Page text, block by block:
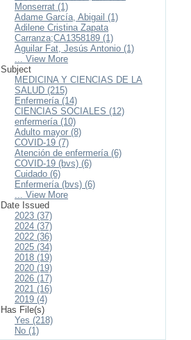
Monserrat (1)
Adame García, Abigail (1)
Adilene Cristina Zapata
Carranza;CA1358189 (1)
Aguilar Fat, Jesús Antonio (1)
... View More
Subject
MEDICINA Y CIENCIAS DE LA
SALUD (215)
Enfermería (14)
CIENCIAS SOCIALES (12)
enfermería (10)
Adulto mayor (8)
COVID-19 (7)
Atención de enfermería (6)
COVID-19 (bvs) (6)
Cuidado (6)
Enfermería (bvs) (6)
... View More
Date Issued
2023 (37)
2024 (37)
2022 (36)
2025 (34)
2018 (19)
2020 (19)
2026 (17)
2021 (16)
2019 (4)
Has File(s)
Yes (218)
No (1)